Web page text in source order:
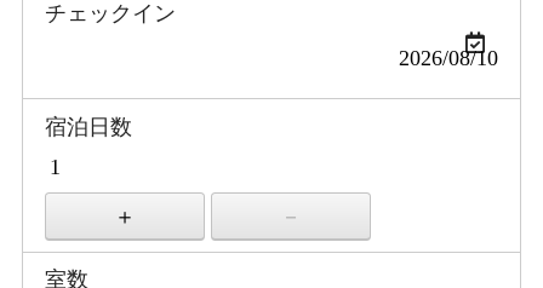
チェックイン
宿泊日数
室数